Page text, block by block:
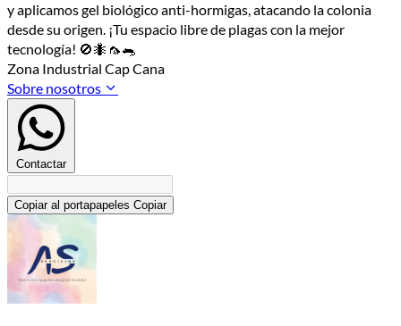
y aplicamos gel biológico anti-hormigas, atacando la colonia
desde su origen. ¡Tu espacio libre de plagas con la mejor
tecnología! 🚫🐜🦟🐀
Zona Industrial Cap Cana
Sobre nosotros
Contactar
Copiar al portapapeles Copiar